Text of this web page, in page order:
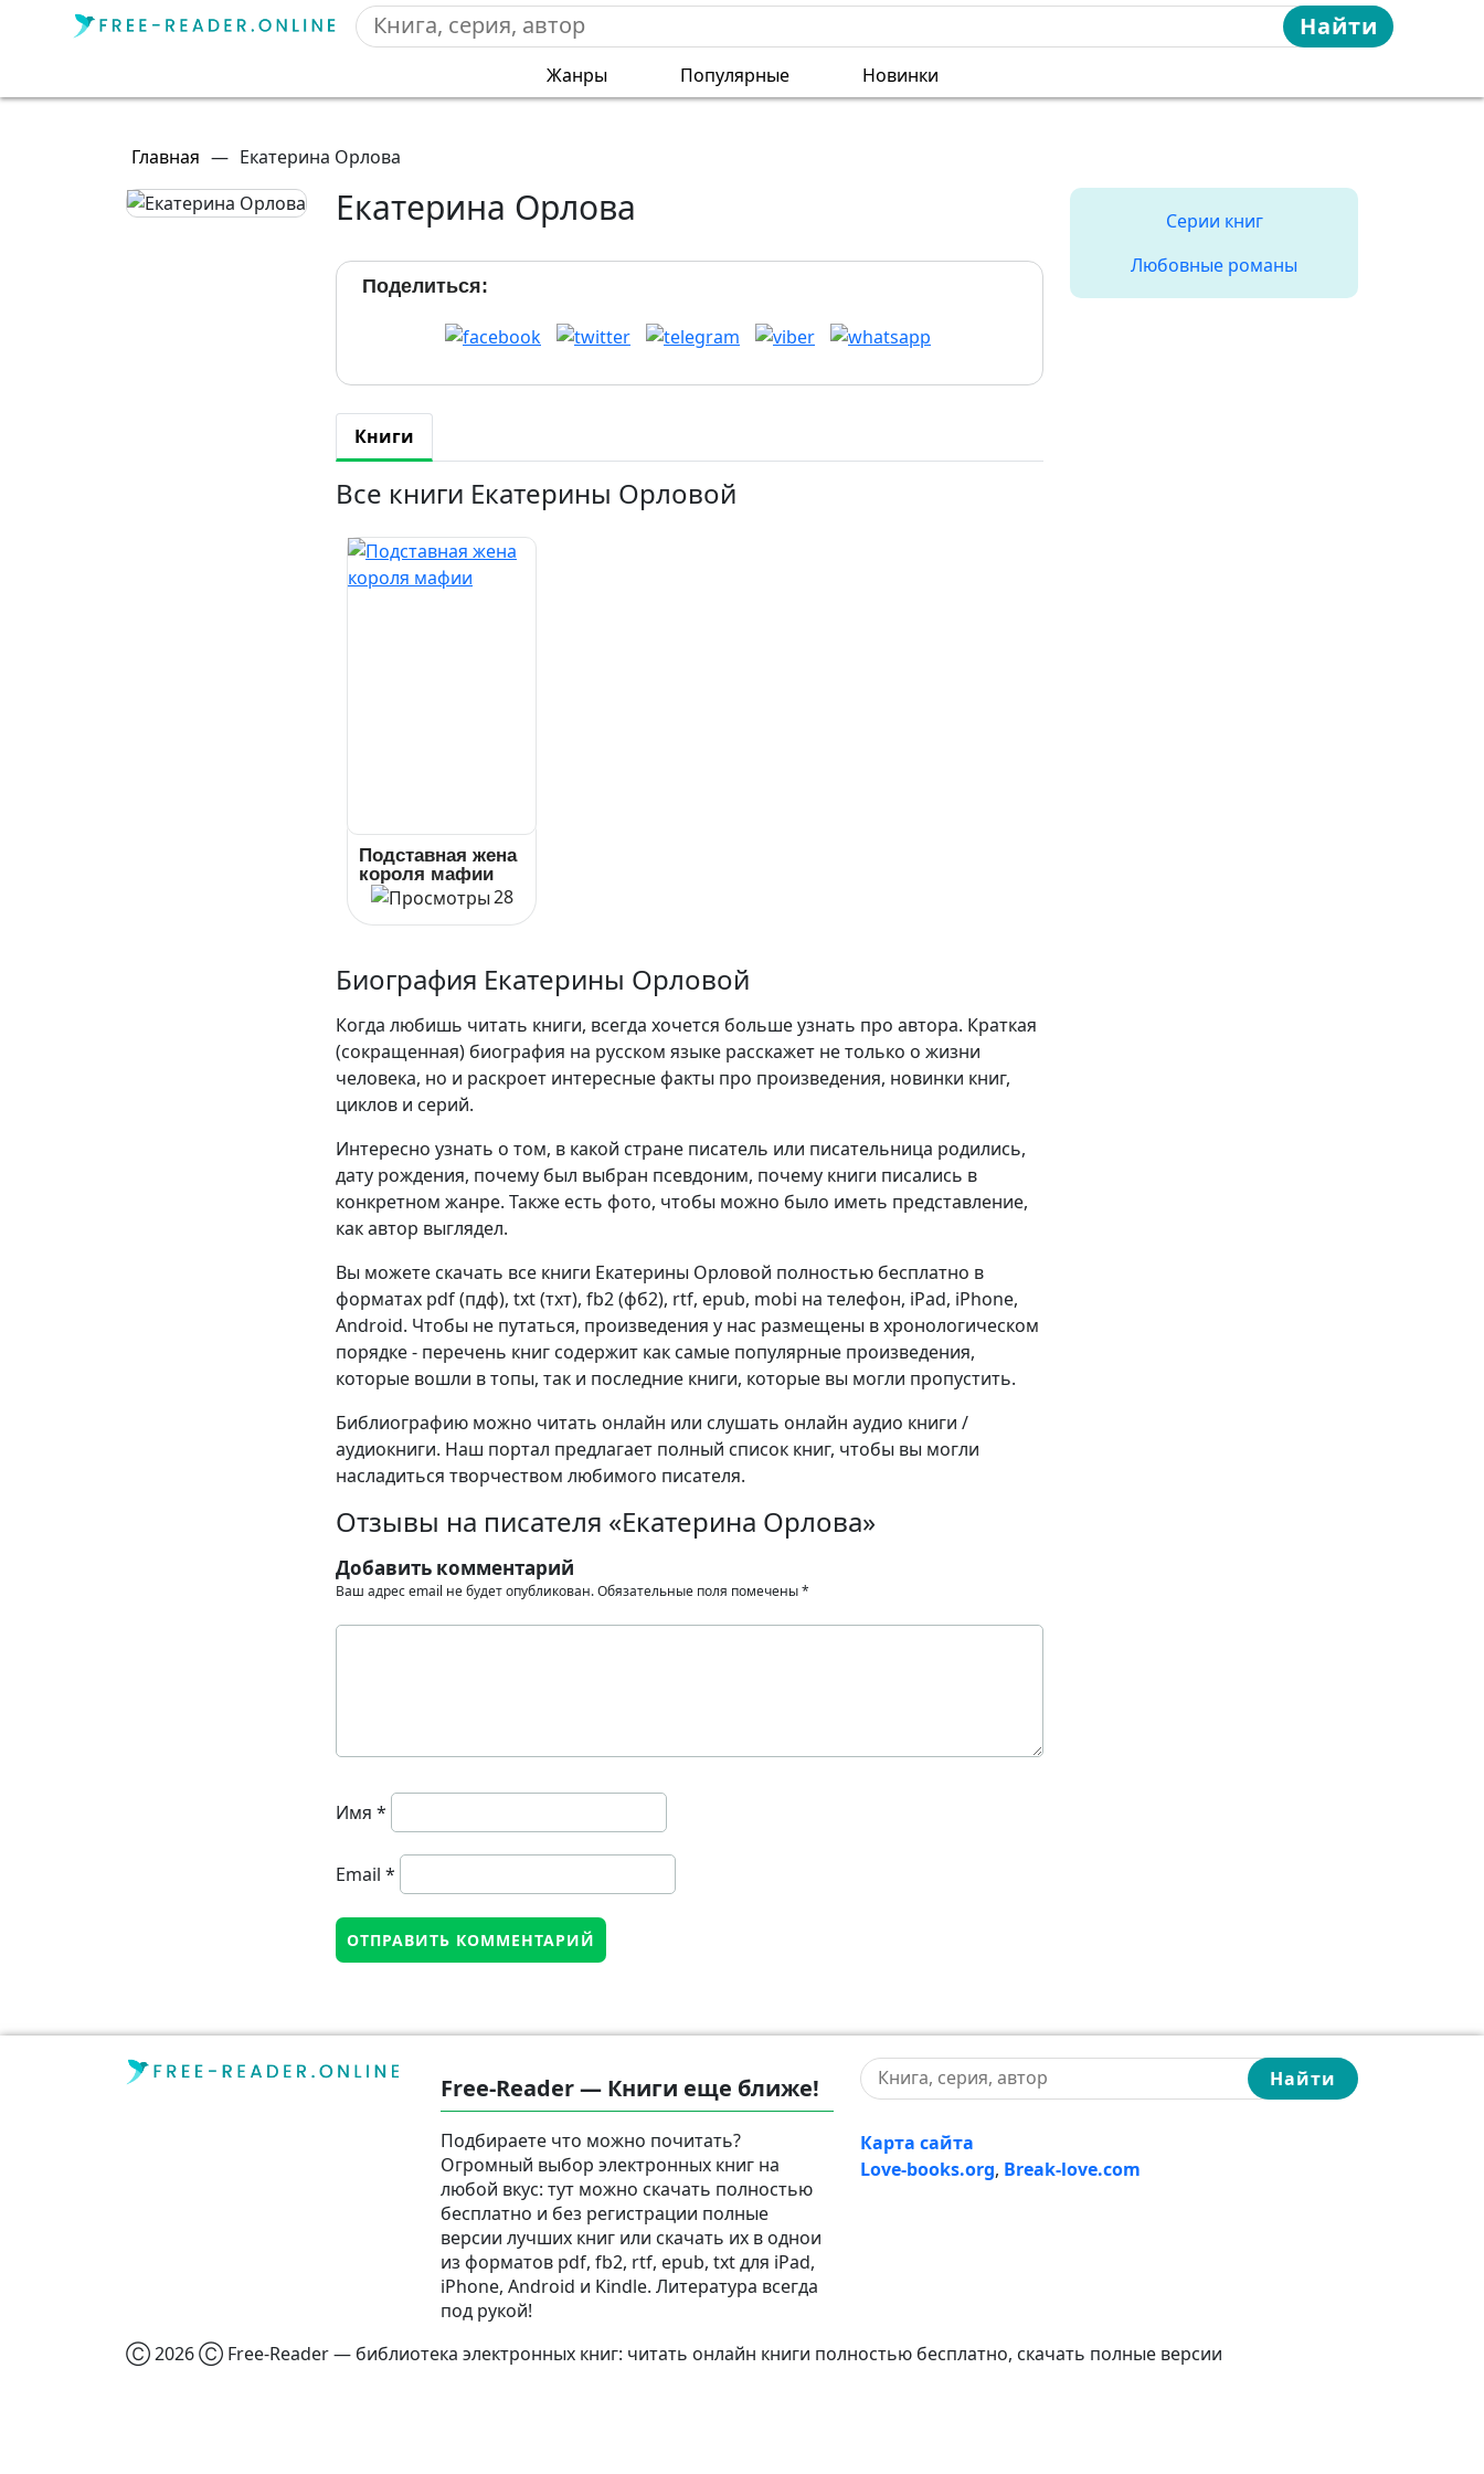
Найти
Жанры Популярные Новинки
Главная — Екатерина Орлова
Екатерина Орлова
Поделиться:
Книги
Все книги Екатерины Орловой
Подставная жена
короля мафии
28
Биография Екатерины Орловой
Когда любишь читать книги, всегда хочется больше узнать про автора. Краткая
(сокращенная) биография на русском языке расскажет не только о жизни
человека, но и раскроет интересные факты про произведения, новинки книг,
циклов и серий.
Интересно узнать о том, в какой стране писатель или писательница родились,
дату рождения, почему был выбран псевдоним, почему книги писались в
конкретном жанре. Также есть фото, чтобы можно было иметь представление,
как автор выглядел.
Вы можете скачать все книги Екатерины Орловой полностью бесплатно в
форматах pdf (пдф), txt (тхт), fb2 (фб2), rtf, epub, mobi на телефон, iPad, iPhone,
Android. Чтобы не путаться, произведения у нас размещены в хронологическом
порядке - перечень книг содержит как самые популярные произведения,
которые вошли в топы, так и последние книги, которые вы могли пропустить.
Библиографию можно читать онлайн или слушать онлайн аудио книги /
аудиокниги. Наш портал предлагает полный список книг, чтобы вы могли
насладиться творчеством любимого писателя.
Отзывы на писателя «Екатерина Орлова»
Добавить комментарий
Ваш адрес email не будет опубликован.Обязательные поля помечены*
Имя *
Email *
Серии книг
Любовные романы
Free-Reader — Книги еще ближе!
Подбираете что можно почитать?
Огромный выбор электронных книг на
любой вкус: тут можно скачать полностью
бесплатно и без регистрации полные
версии лучших книг или скачать их в однои
из форматов pdf, fb2, rtf, epub, txt для iPad,
iPhone, Android и Kindle. Литература всегда
под рукой!
Найти
Карта сайта
Love-books.org, Break-love.com
Ⓒ 2026 Ⓒ Free-Reader — библиотека электронных книг: читать онлайн книги полностью бесплатно, скачать полные версии